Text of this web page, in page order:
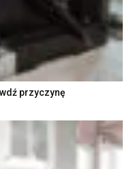
przyczynę